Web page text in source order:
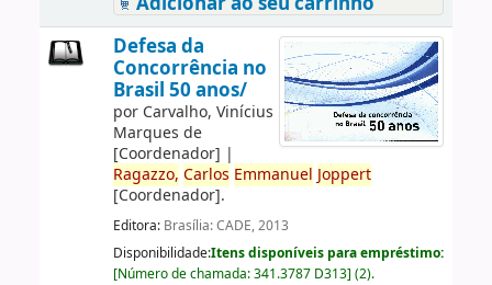
Defesa da
Concorrência no
Brasil 50 anos/
por Carvalho, Vinícius
Marques de
[Coordenador] |
Ragazzo, Carlos Emmanuel Joppert
[Coordenador].
Editora: Brasília: CADE, 2013
Disponibilidade:Itens disponíveis para empréstimo:
[Número de chamada:341.3787 D313] (2).